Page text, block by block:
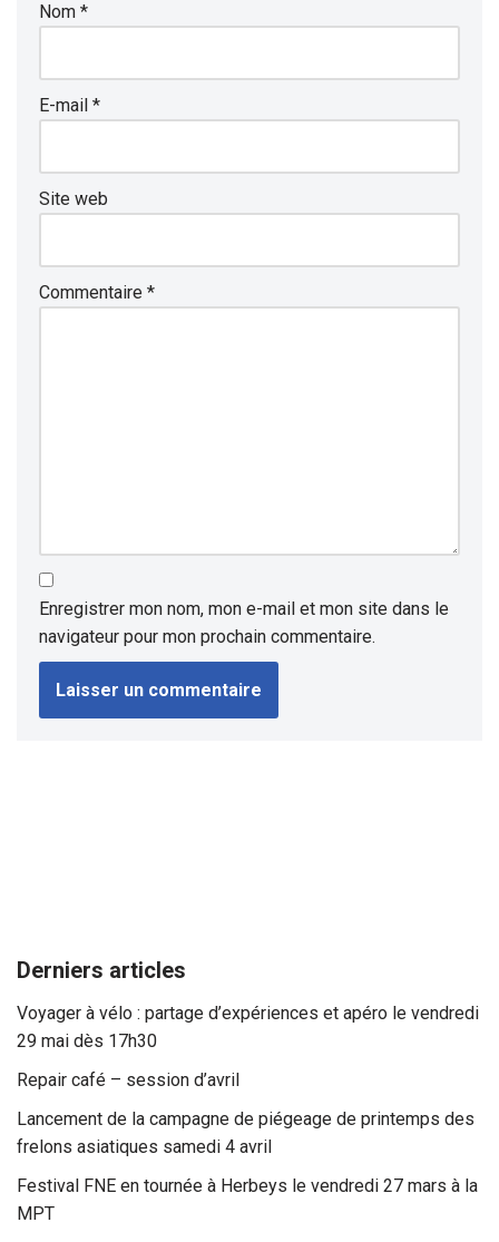
Nom *
E-mail *
Site web
Commentaire *
Enregistrer mon nom, mon e-mail et mon site dans le
navigateur pour mon prochain commentaire.
Derniers articles
Voyager à vélo : partage d’expériences et apéro le vendredi
29 mai dès 17h30
Repair café – session d’avril
Lancement de la campagne de piégeage de printemps des
frelons asiatiques samedi 4 avril
Festival FNE en tournée à Herbeys le vendredi 27 mars à la
MPT